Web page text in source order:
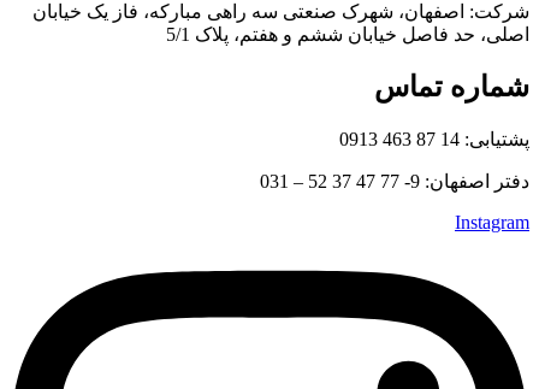
شرکت: اصفهان، شهرک صنعتی سه راهی مبارکه، فاز یک خیابان
اصلی، حد فاصل خیابان ششم و هفتم، پلاک 5/1
شماره تماس
پشتیابی: 14 87 463 0913
دفتر اصفهان: 9- 77 47 37 52 – 031
Instagram